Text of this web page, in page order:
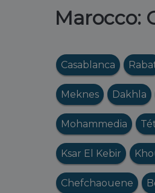
Marocco:
Casablanca
Meknes Dakhla
Mohammedia
Ksar El Kebir
Chefchaouene